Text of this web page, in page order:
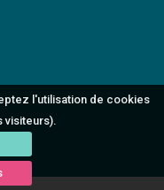
l'utilisation de cookies
visiteurs).